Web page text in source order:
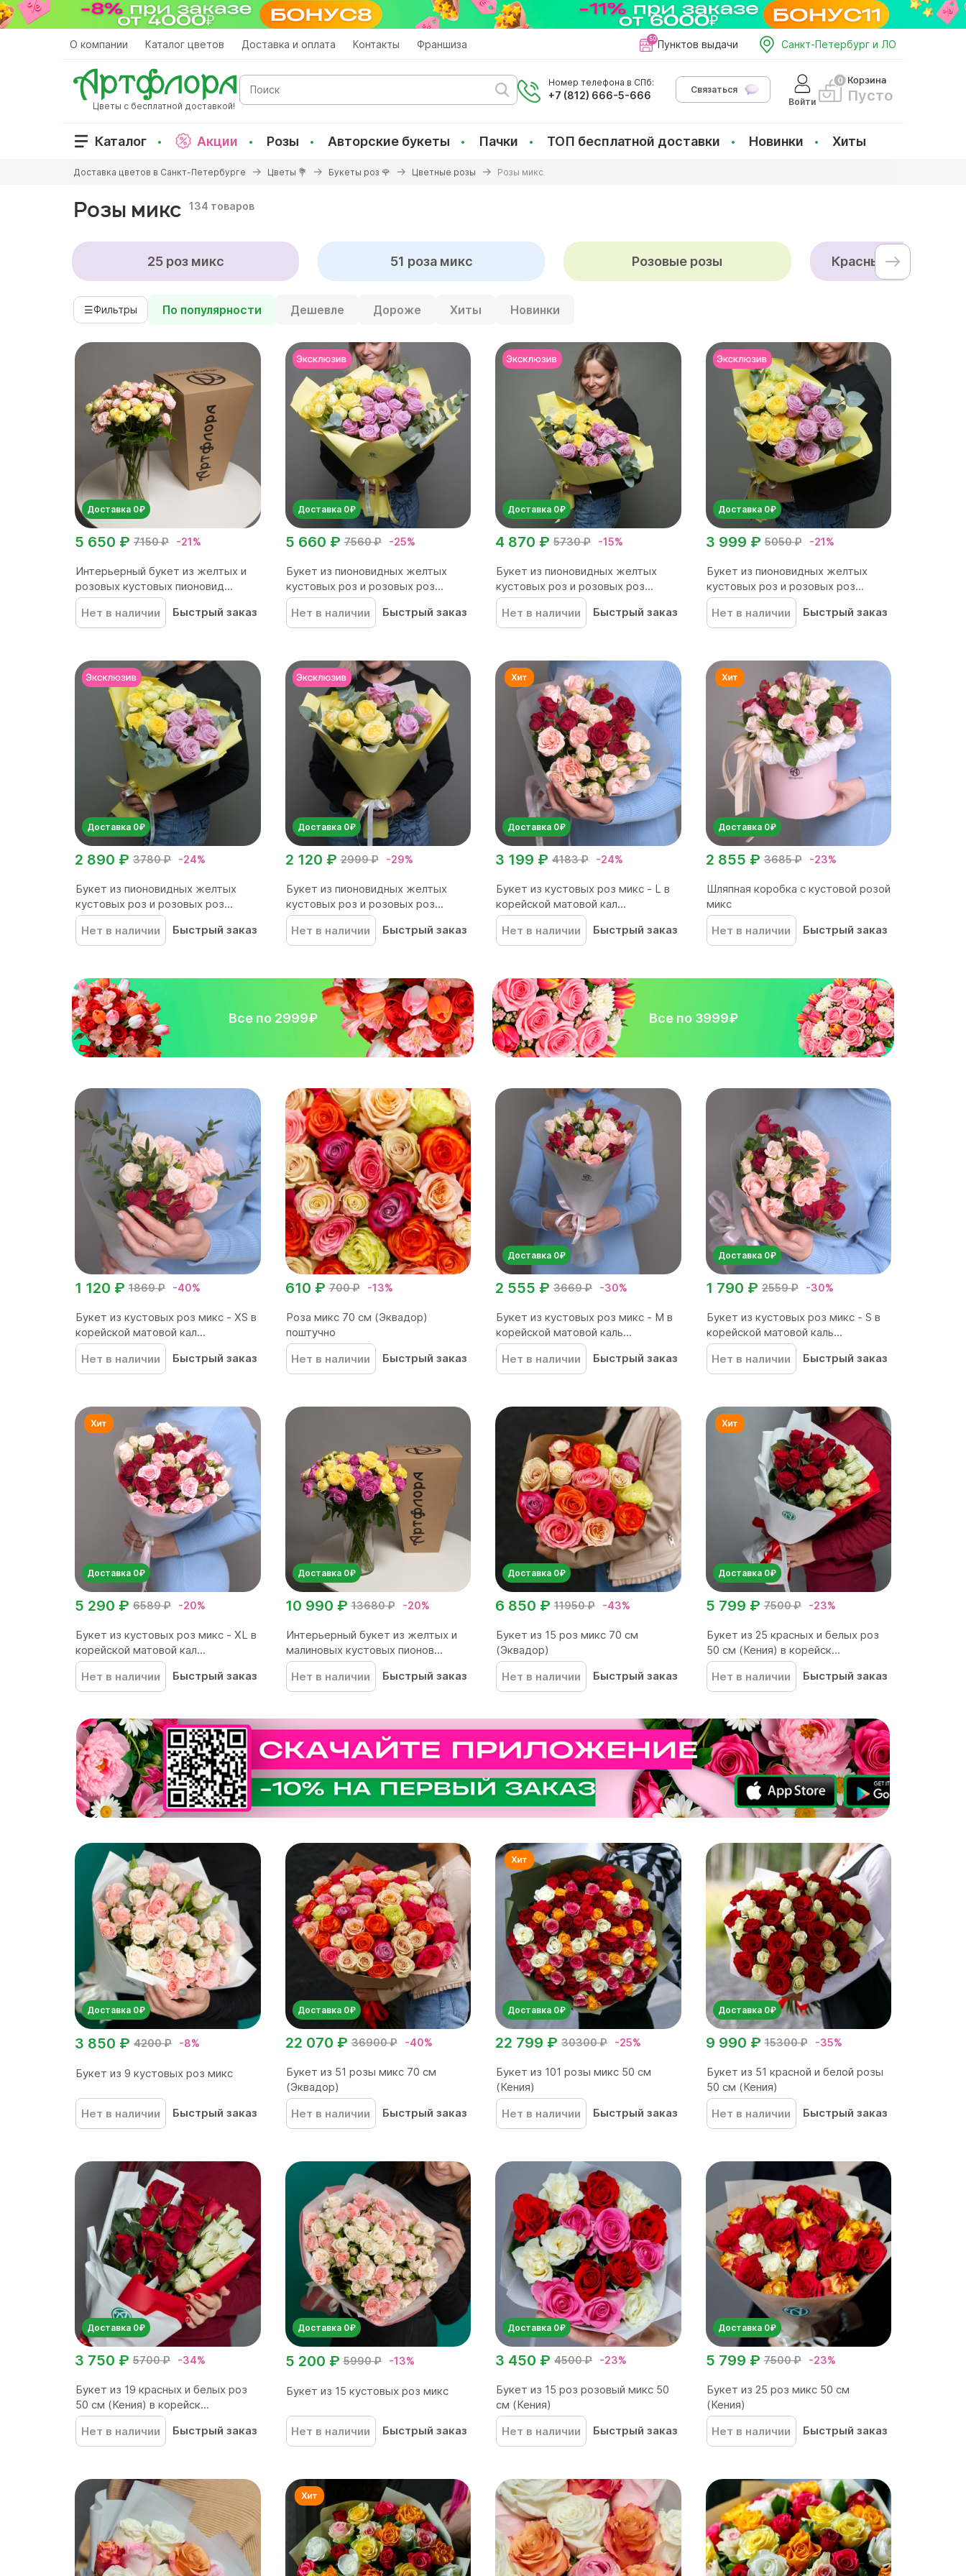
Перейти
к
О компании Каталог цветов Доставка и оплата Контакты Франшиза Пунктов выдачи Санкт-Петербург и ЛО
Цветы с бесплатной доставкой!
Поиск
Номер телефона в СПб:
+7 (812) 666-5-666
Связаться
Войти
Корзина
Пусто
Каталог Акции Розы Авторские букеты Пачки ТОП бесплатной доставки Новинки Хиты
здесь
Доставка цветов в Санкт-Петербурге Цветы 💐 Букеты роз 🌹 Цветные розы Розы микс
Розы микс 134 товаров
25 роз микс 51 роза микс Розовые розы Красные розы
☰Фильтры По популярности Дешевле Дороже Хиты Новинки
Доставка 0₽
7150 ₽ -21%
5 650 ₽
Интерьерный букет из желтых и
розовых кустовых пионовид...
Нет в наличии
Быстрый заказ
Доставка 0₽
7560 ₽ -25%
5 660 ₽
Букет из пионовидных желтых
кустовых роз и розовых роз...
Нет в наличии
Быстрый заказ
Доставка 0₽
5730 ₽ -15%
4 870 ₽
Букет из пионовидных желтых
кустовых роз и розовых роз...
Нет в наличии
Быстрый заказ
Доставка 0₽
5050 ₽ -21%
3 999 ₽
Букет из пионовидных желтых
кустовых роз и розовых роз...
Нет в наличии
Быстрый заказ
Доставка 0₽
3780 ₽ -24%
2 890 ₽
Букет из пионовидных желтых
кустовых роз и розовых роз...
Нет в наличии
Быстрый заказ
Доставка 0₽
2999 ₽ -29%
2 120 ₽
Букет из пионовидных желтых
кустовых роз и розовых роз...
Нет в наличии
Быстрый заказ
Доставка 0₽
4183 ₽ -24%
3 199 ₽
Букет из кустовых роз микс - L в
корейской матовой кал...
Нет в наличии
Быстрый заказ
Доставка 0₽
3685 ₽ -23%
2 855 ₽
Шляпная коробка с кустовой розой
микс
Нет в наличии
Быстрый заказ
Все по 2999₽ Все по 3999₽
1869 ₽ -40%
1 120 ₽
Букет из кустовых роз микс - XS в
корейской матовой кал...
Нет в наличии
Быстрый заказ
700 ₽ -13%
610 ₽
Роза микс 70 см (Эквадор)
поштучно
Нет в наличии
Быстрый заказ
Доставка 0₽
3669 ₽ -30%
2 555 ₽
Букет из кустовых роз микс - M в
корейской матовой каль...
Нет в наличии
Быстрый заказ
Доставка 0₽
2559 ₽ -30%
1 790 ₽
Букет из кустовых роз микс - S в
корейской матовой каль...
Нет в наличии
Быстрый заказ
Доставка 0₽
6589 ₽ -20%
5 290 ₽
Букет из кустовых роз микс - XL в
корейской матовой кал...
Нет в наличии
Быстрый заказ
Доставка 0₽
13680 ₽ -20%
10 990 ₽
Интерьерный букет из желтых и
малиновых кустовых пионов...
Нет в наличии
Быстрый заказ
Доставка 0₽
11950 ₽ -43%
6 850 ₽
Букет из 15 роз микс 70 см
(Эквадор)
Нет в наличии
Быстрый заказ
Доставка 0₽
7500 ₽ -23%
5 799 ₽
Букет из 25 красных и белых роз
50 см (Кения) в корейск...
Нет в наличии
Быстрый заказ
Доставка 0₽
4200 ₽ -8%
3 850 ₽
Букет из 9 кустовых роз микс
Нет в наличии Быстрый заказ
Доставка 0₽
36900 ₽ -40%
22 070 ₽
Букет из 51 розы микс 70 см
(Эквадор)
Нет в наличии
Быстрый заказ
Доставка 0₽
30300 ₽ -25%
22 799 ₽
Букет из 101 розы микс 50 см
(Кения)
Нет в наличии
Быстрый заказ
Доставка 0₽
15300 ₽ -35%
9 990 ₽
Букет из 51 красной и белой розы
50 см (Кения)
Нет в наличии
Быстрый заказ
Доставка 0₽
5700 ₽ -34%
3 750 ₽
Букет из 19 красных и белых роз
50 см (Кения) в корейск...
Нет в наличии
Быстрый заказ
Доставка 0₽
5990 ₽ -13%
5 200 ₽
Букет из 15 кустовых роз микс
Нет в наличии Быстрый заказ
Доставка 0₽
4500 ₽ -23%
3 450 ₽
Букет из 15 роз розовый микс 50
см (Кения)
Нет в наличии
Быстрый заказ
Доставка 0₽
7500 ₽ -23%
5 799 ₽
Букет из 25 роз микс 50 см
(Кения)
Нет в наличии
Быстрый заказ